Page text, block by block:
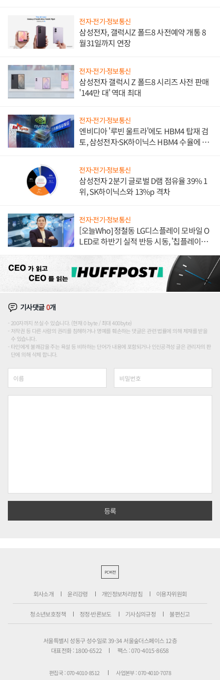
전자·전기·정보통신
삼성전자, 갤럭시Z 폴드8 사전예약 개통 8
월31일까지 연장
전자·전기·정보통신
삼성전자 갤럭시 Z 폴드8 시리즈 사전 판매
'144만 대' 역대 최대
전자·전기·정보통신
엔비디아 '루빈 울트라'에도 HBM4 탑재 검
토, 삼성전자·SK하이닉스 HBM4 수율에 주
전자·전기·정보통신
삼성전자 2분기 글로벌 D램 점유율 39% 1
위, SK하이닉스와 13%p 격차
전자·전기·정보통신
[오늘Who] 정철동 LG디스플레이 모바일 O
LED로 하반기 실적 반등 시동, '칩플레이
기사댓글0개
200자까지 쓰실 수 있습니다. (현재 0 byte / 최대 400byte)
저작권 등 다른 사람의 권리를 침해하거나 명예를 훼손하는 댓글은 관련 법률에 의해 제재를 받을
수 있습니다.
타인에게 불쾌감을 주는 욕설 등 비하하는 단어가 내용에 포함되거나 인신공격성 글은 관리자의 판
단에 의해 삭제 합니다.
PC버전
회사소개 윤리강령 개인정보처리방침 이용자위원회
청소년보호정책 정정·반론보도 기사심의규정 불편신고
서울특별시 성동구 성수일로 39-34 서울숲더스페이스 12층
대표전화 : 1800-6522
팩스 : 070-4015-8658
편집국 : 070-4010-8512
사업본부 : 070-4010-7078